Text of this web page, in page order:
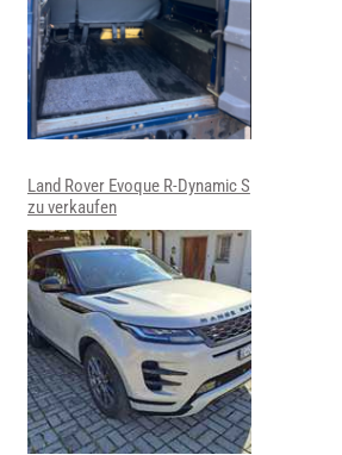
Land Rover Evoque R-Dynamic S
zu verkaufen